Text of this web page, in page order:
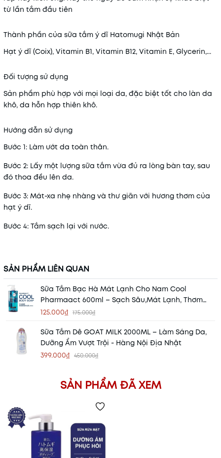
từ lần tắm đầu tiên
Thành phần của sữa tắm ý dĩ Hatomugi Nhật Bản
Hạt ý dĩ (Coix), Vitamin B1, Vitamin B12, Vitamin E, Glycerin,...
Đối tượng sử dụng
Sản phẩm phù hợp với mọi loại da, đặc biệt tốt cho làn da
khô, da hỗn hợp thiên khô.
Hướng dẫn sử dụng
Bước 1: Làm ướt da toàn thân.
Bước 2: Lấy một lượng sữa tắm vừa đủ ra lòng bàn tay, sau
đó thoa đều lên da.
Bước 3: Mát-xa nhẹ nhàng và thư giãn với hương thơm của
hạt ý dĩ.
Bước 4: Tắm sạch lại với nước.
SẢN PHẨM LIÊN QUAN
Sữa Tắm Bạc Hà Mát Lạnh Cho Nam Cool
Pharmaact 600ml – Sạch Sâu,mát Lạnh, Thơm
Lâu Chuẩn Đàn Ông
125.000₫ 175.000₫
Sữa Tắm Dê GOAT MILK 2000ML – Làm Sáng Da,
Dưỡng Ẩm Vượt Trội - Hàng Nội Địa Nhật
399.000₫ 450.000₫
SẢN PHẨM ĐÃ XEM